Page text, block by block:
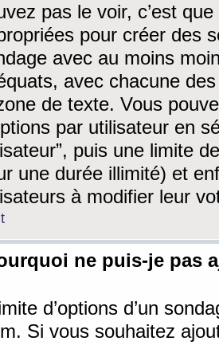
pas le voir, c’est
pour créer des
avec au moins
avec chacune
de texte. Vous
par utilisateur en
puis une limite
une durée illimité) et
à modifier leur
ne puis-je pas
d’options d’un
Si vous souhaitez